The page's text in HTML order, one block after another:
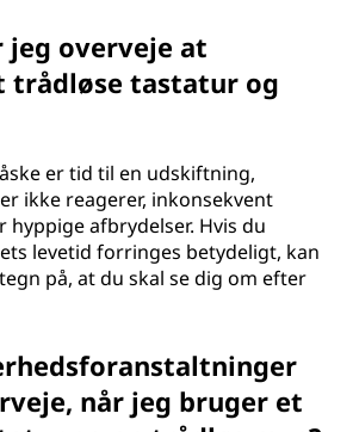
jeg overveje at
trådløse tastatur og
er tid til en udskiftning,
ikke reagerer, inkonsekvent
hyppige afbrydelser. Hvis du
levetid forringes betydeligt, kan
på, at du skal se dig om efter
når jeg bruger et